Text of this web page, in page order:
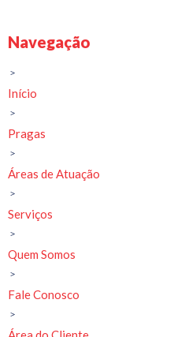
Navegação
Início
Pragas
Áreas de Atuação
Serviços
Quem Somos
Fale Conosco